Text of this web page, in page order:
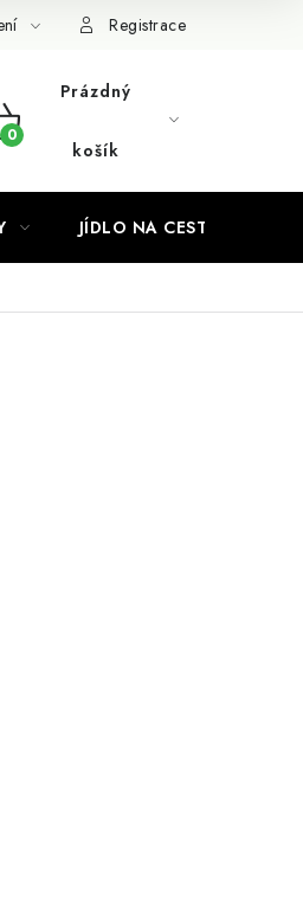
Registrace
Prázdný
košík
JÍDLO NA CESTY